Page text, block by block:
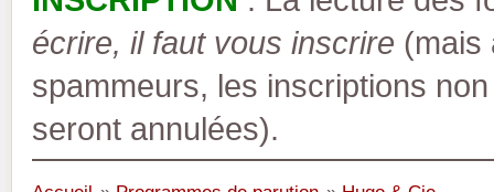
écrire, il faut vous inscrire (mais
spammeurs, les inscriptions
seront annulées).